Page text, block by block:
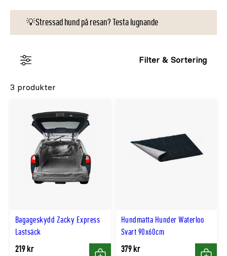
💡Stressad hund på resan? Testa lugnande
Filter & Sortering
3 produkter
Bagageskydd Zacky Express
Lastsäck
219 kr
Hundmatta Hunder Waterloo
Svart 90x60cm
379 kr